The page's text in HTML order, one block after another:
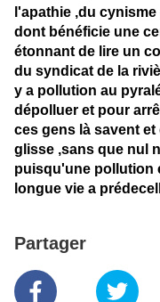
l'apathie ,du
dont bénéficie une
étonnant de lire un
du syndicat de la
y a pollution au
dépolluer et pour
ces gens là savent
glisse ,sans que nul
puisqu'une pollution
longue vie a
Partager